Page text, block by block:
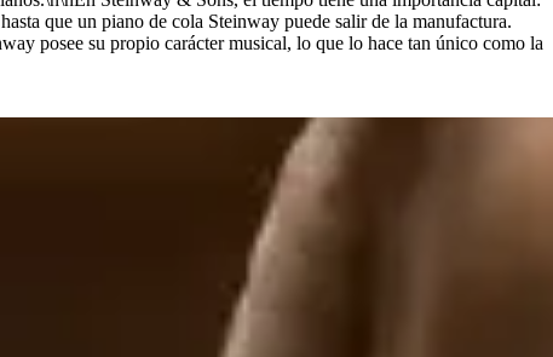
que un piano de cola Steinway puede salir de la manufactura.
posee su propio carácter musical, lo que lo hace tan único como la